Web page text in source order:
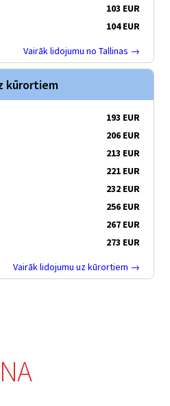
103 EUR
104 EUR
Vairāk lidojumu no Tallinas →
kūrortiem
193 EUR
206 EUR
213 EUR
221 EUR
232 EUR
256 EUR
267 EUR
273 EUR
Vairāk lidojumu uz kūrortiem →